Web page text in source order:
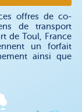
offres de co-
de transport
de Toul, France
un forfait
ainsi que